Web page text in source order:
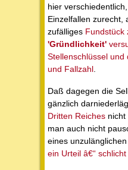
hier
Einzelfallen zurecht,
zufälliges Fundstück
'Gründlichkeit'
Stellenschlüssel und
und Fallzahl
Daß dagegen die
gänzlich
Dritten Reiches
man auch nicht
eines
ein Urteil â€“